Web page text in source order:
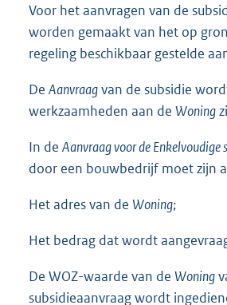
Voor het aanvragen van de
worden gemaakt van het op
regeling beschikbaar gestelde
De Aanvraagvan de subsidie
werkzaamheden aan de Woning
In de Aanvraag voor de Enkelvoudige
door een bouwbedrijf moet zijn
Het adres van de Woning;
Het bedrag dat wordt
De WOZ-waarde van de Woning
subsidieaanvraag wordt